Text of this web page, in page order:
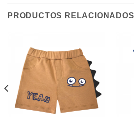
PRODUCTOS RELACIONADOS